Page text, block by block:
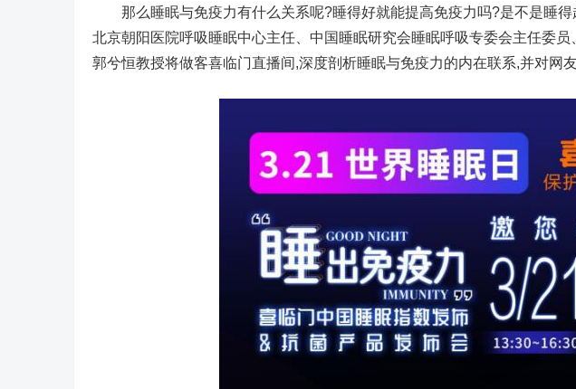
那么睡眠与免疫力有什么关系呢?睡得好就能提高免疫力吗?是不是睡得
北京朝阳医院呼吸睡眠中心主任、中国睡眠研究会睡眠呼吸专委会主任委
郭兮恒教授将做客喜临门直播间,深度剖析睡眠与免疫力的内在联系,并对网